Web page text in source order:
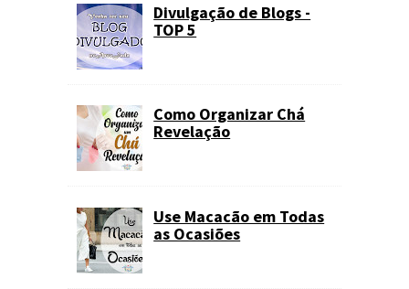
Divulgação de Blogs -
TOP 5
Como Organizar Chá
Revelação
Use Macacão em Todas
as Ocasiões